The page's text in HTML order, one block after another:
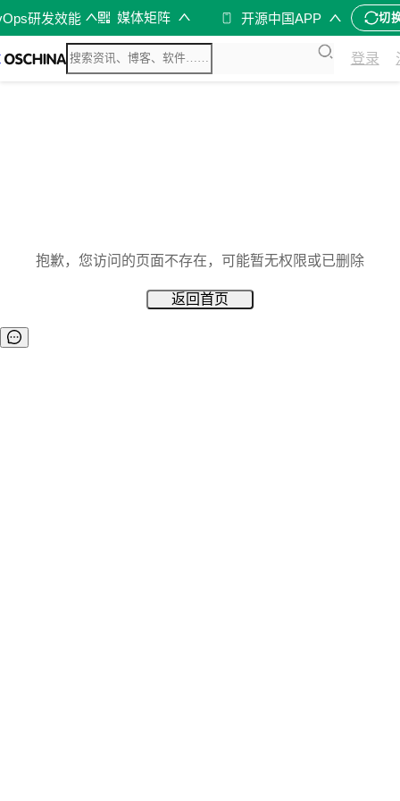
研发效能 媒体矩阵 开源中国APP 切
登录
抱歉，您访问的页面不存在，可能暂无权限或已删除
返回首页